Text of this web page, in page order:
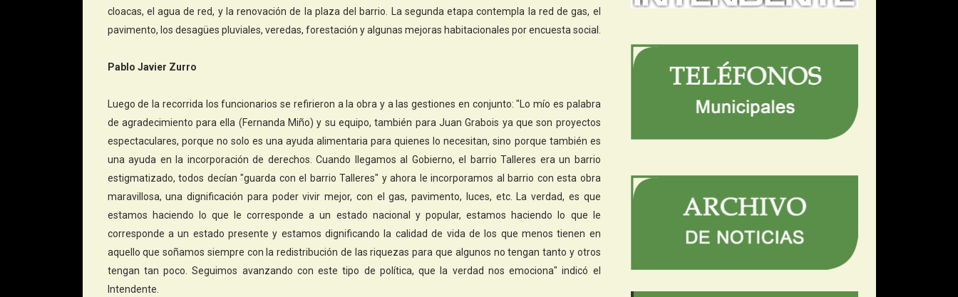
cloacas, el agua de red, y la renovación de la plaza del barrio. La segunda etapa contempla la red de gas, el
pavimento, los desagües pluviales, veredas, forestación y algunas mejoras habitacionales por encuesta social.
Pablo Javier Zurro
Luego de la recorrida los funcionarios se refirieron a la obra y a las gestiones en conjunto: "Lo mío es palabra
de agradecimiento para ella (Fernanda Miño) y su equipo, también para Juan Grabois ya que son proyectos
espectaculares, porque no solo es una ayuda alimentaria para quienes lo necesitan, sino porque también es
una ayuda en la incorporación de derechos. Cuando llegamos al Gobierno, el barrio Talleres era un barrio
estigmatizado, todos decían "guarda con el barrio Talleres" y ahora le incorporamos al barrio con esta obra
maravillosa, una dignificación para poder vivir mejor, con el gas, pavimento, luces, etc. La verdad, es que
estamos haciendo lo que le corresponde a un estado nacional y popular, estamos haciendo lo que le
corresponde a un estado presente y estamos dignificando la calidad de vida de los que menos tienen en
aquello que soñamos siempre con la redistribución de las riquezas para que algunos no tengan tanto y otros
tengan tan poco. Seguimos avanzando con este tipo de política, que la verdad nos emociona" indicó el
Intendente.